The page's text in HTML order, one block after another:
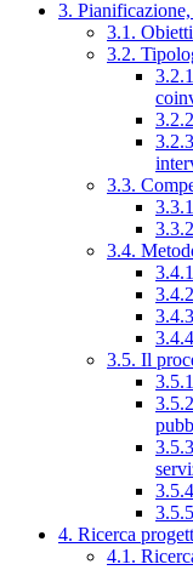
3. Pianificazione,
3.1.
3.2.
3.3.
3.4.
3.5. Il
4. Ricerca
4.1.